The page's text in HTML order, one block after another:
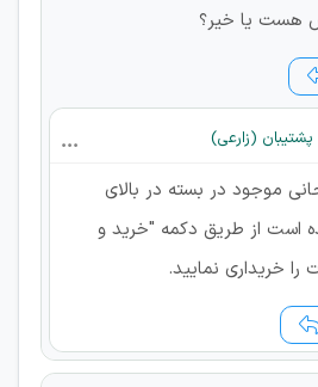
هست یا خیر؟
پشتیبان (زارعی)
موجود در بسته در بالای
از طریق دکمه "خرید و
را خریداری نمایید.